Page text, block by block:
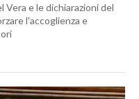
e le dichiarazioni del
l'accoglienza e